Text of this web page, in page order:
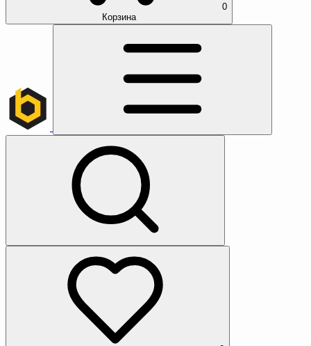
0
Корзина